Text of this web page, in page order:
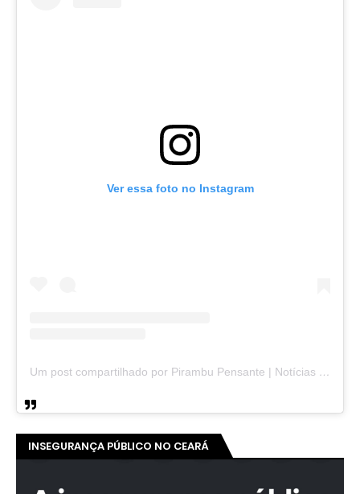
Ver essa foto no Instagram
Um post compartilhado por Pirambu Pensante | Notícias & Entretenimento (@pirambupensante)
INSEGURANÇA PÚBLICO NO CEARÁ